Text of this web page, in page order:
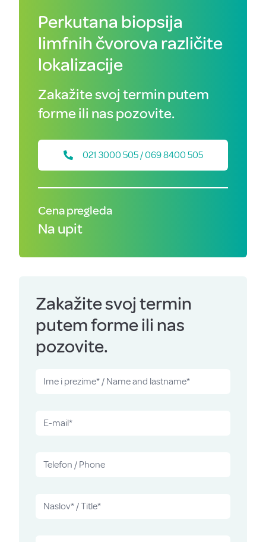
Perkutana biopsija
limfnih čvorova različite
lokalizacije
Zakažite svoj termin putem
forme ili nas pozovite.
021 3000 505 / 069 8400 505
Cena pregleda
Na upit
Zakažite svoj termin
putem forme ili nas
pozovite.